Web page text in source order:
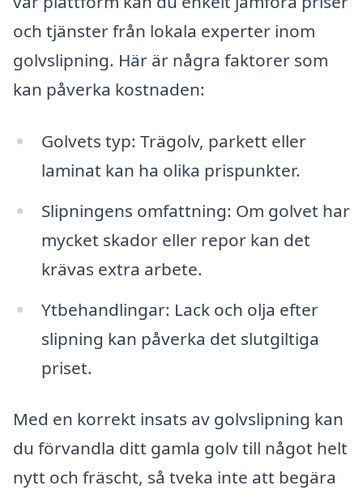
och tjänster från lokala experter inom
golvslipning. Här är några faktorer som
kan påverka kostnaden:
Golvets typ: Trägolv, parkett eller
laminat kan ha olika prispunkter.
Slipningens omfattning: Om golvet har
mycket skador eller repor kan det
krävas extra arbete.
Ytbehandlingar: Lack och olja efter
slipning kan påverka det slutgiltiga
priset.
Med en korrekt insats av golvslipning kan
du förvandla ditt gamla golv till något helt
nytt och fräscht, så tveka inte att begära